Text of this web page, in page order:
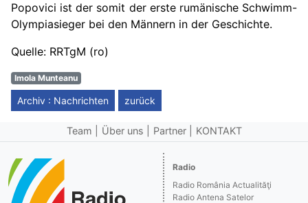
Popovici ist der somit der erste rumänische Schwimm-
Olympiasieger bei den Männern in der Geschichte.
Quelle: RRTgM (ro)
Imola Munteanu
Archiv : Nachrichten zurück
Team Über uns Partner KONTAKT
Radio
Radio România Actualităţi
Radio Antena Satelor